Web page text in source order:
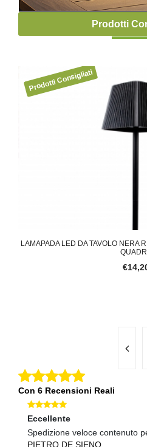
Prodotti
LAMAPADA LED DA TAVOLO NERA
Con 6 Recensioni Reali
Eccellente
Spedizione veloce contenuto
PIETRO DE SIENO